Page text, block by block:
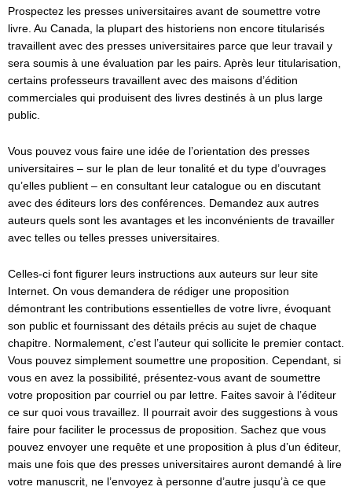
Prospectez les presses universitaires avant de soumettre votre
livre. Au Canada, la plupart des historiens non encore titularisés
travaillent avec des presses universitaires parce que leur travail y
sera soumis à une évaluation par les pairs. Après leur titularisation,
certains professeurs travaillent avec des maisons d’édition
commerciales qui produisent des livres destinés à un plus large
public.
Vous pouvez vous faire une idée de l’orientation des presses
universitaires – sur le plan de leur tonalité et du type d’ouvrages
qu’elles publient – en consultant leur catalogue ou en discutant
avec des éditeurs lors des conférences. Demandez aux autres
auteurs quels sont les avantages et les inconvénients de travailler
avec telles ou telles presses universitaires.
Celles-ci font figurer leurs instructions aux auteurs sur leur site
Internet. On vous demandera de rédiger une proposition
démontrant les contributions essentielles de votre livre, évoquant
son public et fournissant des détails précis au sujet de chaque
chapitre. Normalement, c’est l’auteur qui sollicite le premier contact.
Vous pouvez simplement soumettre une proposition. Cependant, si
vous en avez la possibilité, présentez-vous avant de soumettre
votre proposition par courriel ou par lettre. Faites savoir à l’éditeur
ce sur quoi vous travaillez. Il pourrait avoir des suggestions à vous
faire pour faciliter le processus de proposition. Sachez que vous
pouvez envoyer une requête et une proposition à plus d’un éditeur,
mais une fois que des presses universitaires auront demandé à lire
votre manuscrit, ne l’envoyez à personne d’autre jusqu’à ce que